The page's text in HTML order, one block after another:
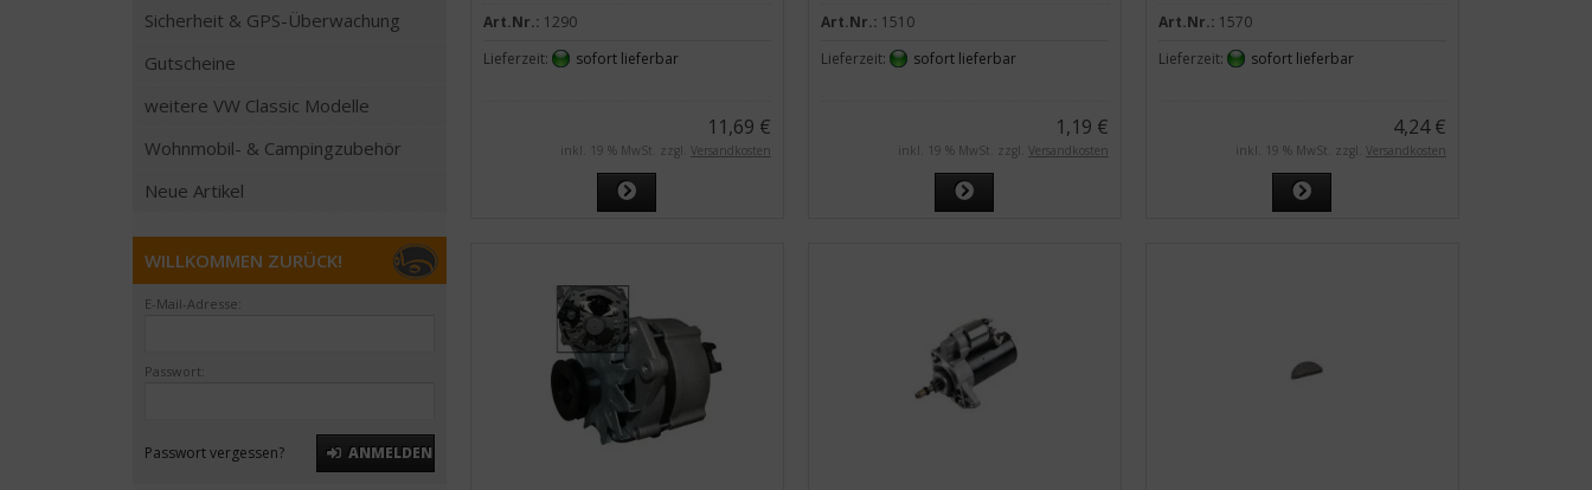
Art.Nr.: 1290
Lieferzeit:
sofort lieferbar
11,69 €
inkl. 19 % MwSt. zzgl. Versandkosten
Art.Nr.: 1510
Lieferzeit:
sofort lieferbar
1,19 €
inkl. 19 % MwSt. zzgl. Versandkosten
Art.Nr.: 1570
Lieferzeit:
sofort lieferbar
4,24 €
inkl. 19 % MwSt. zzgl. Versandkosten
Sicherheit & GPS-Überwachung
Gutscheine
weitere VW Classic Modelle
Wohnmobil- & Campingzubehör
Neue Artikel
WILLKOMMEN ZURÜCK!
E-Mail-Adresse:
Passwort:
Passwort vergessen? ANMELDEN